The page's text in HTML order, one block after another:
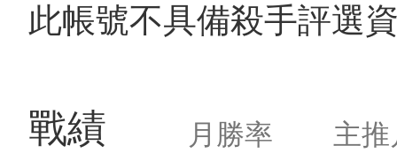
此帳號不具備殺手評選
戰績 月勝率 主